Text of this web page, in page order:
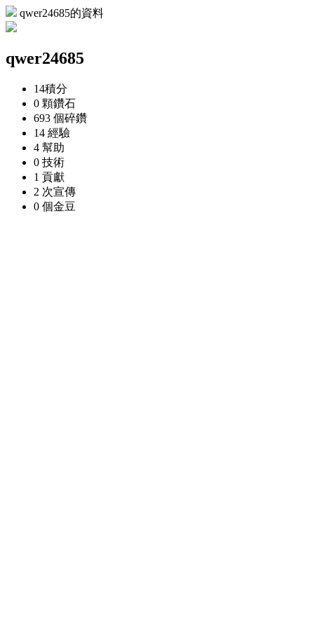
qwer24685的資料
qwer24685
14積分
0 顆鑽石
693 個碎鑽
14 經驗
4 幫助
0 技術
1 貢獻
2 次宣傳
0 個金豆